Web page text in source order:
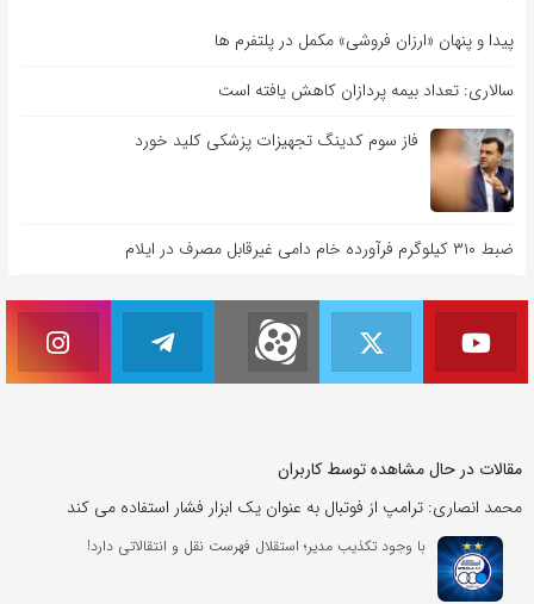
پیدا و پنهان «ارزان فروشی» مکمل در پلتفرم ها
سالاری: تعداد بیمه پردازان کاهش یافته است
فاز سوم کدینگ تجهیزات پزشکی کلید خورد
ضبط ۳۱۰ کیلوگرم فرآورده خام دامی غیرقابل مصرف در ایلام
مقالات در حال مشاهده توسط کاربران
محمد انصاری: ترامپ از فوتبال به عنوان یک ابزار فشار استفاده می کند
با وجود تکذیب مدیر؛ استقلال فهرست نقل و انتقالاتی دارد!